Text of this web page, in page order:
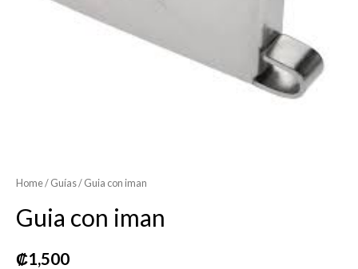
Home/ Guías/ Guia con iman
Guia con iman
₡1,500